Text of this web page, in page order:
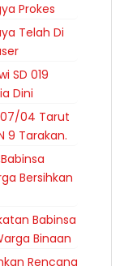
Prokes
Telah Di
SD 019
Dini
04 Tarut
9 Tarakan.
Bersihkan
Babinsa
Binaan
Rencana